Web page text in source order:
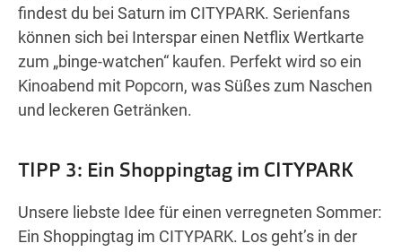
findest du bei Saturn im CITYPARK. Serienfans
können sich bei Interspar einen Netflix Wertkarte
zum „binge-watchen“ kaufen. Perfekt wird so ein
Kinoabend mit Popcorn, was Süßes zum Naschen
und leckeren Getränken.
TIPP 3: Ein Shoppingtag im CITYPARK
Unsere liebste Idee für einen verregneten Sommer:
Ein Shoppingtag im CITYPARK. Los geht’s in der